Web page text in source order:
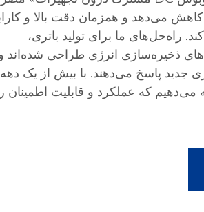
می‌دهد و همزمان دقت بالا و
راه‌حل‌های ما برای تولید باتری،
ذخیره‌سازی انرژی طراحی شده‌اند
جدید پاسخ می‌دهند. با بیش از یک دهه
می‌دهیم که عملکرد و قابلیت اطمینان